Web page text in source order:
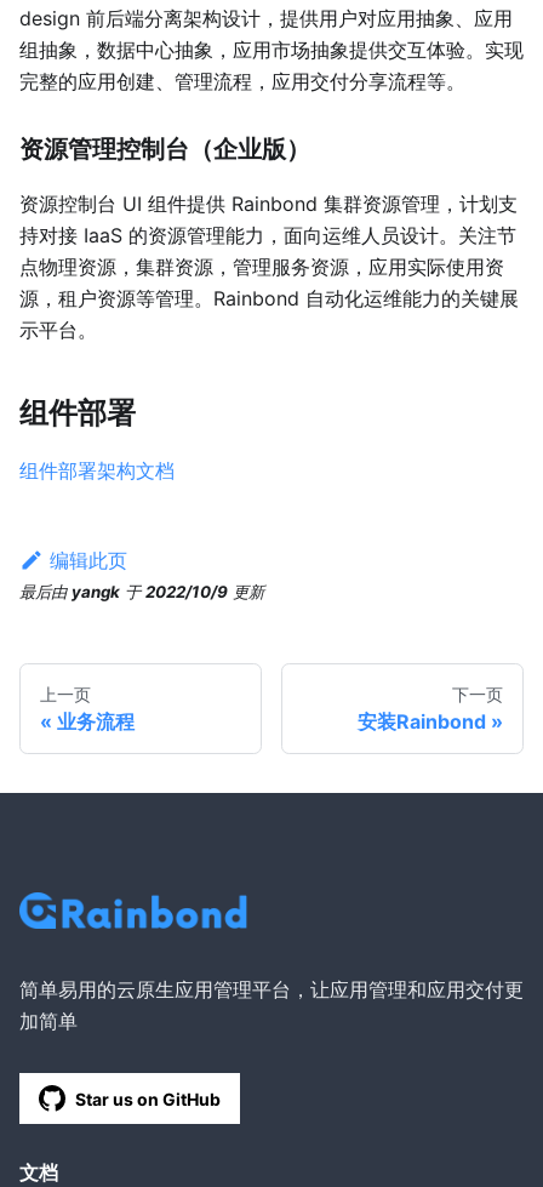
design 前后端分离架构设计，提供用户对应用抽象、应用
组抽象，数据中心抽象，应用市场抽象提供交互体验。实现
完整的应用创建、管理流程，应用交付分享流程等。
资源管理控制台（企业版）
资源控制台 UI 组件提供 Rainbond 集群资源管理，计划支
持对接 IaaS 的资源管理能力，面向运维人员设计。关注节
点物理资源，集群资源，管理服务资源，应用实际使用资
源，租户资源等管理。Rainbond 自动化运维能力的关键展
示平台。
组件部署
组件部署架构文档
编辑此页
最后由 yangk 于2022/10/9 更新
上一页
业务流程
下一页
安装Rainbond
简单易用的云原生应用管理平台，让应用管理和应用交付更
加简单
Star us on GitHub
文档